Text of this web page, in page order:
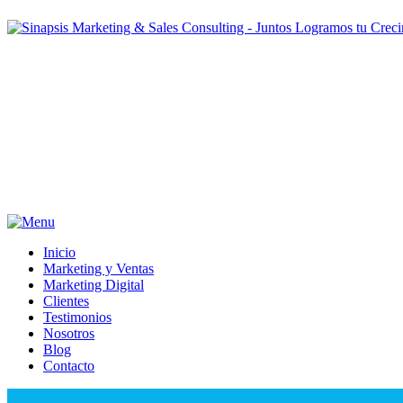
Inicio
Marketing y Ventas
Marketing Digital
Clientes
Testimonios
Nosotros
Blog
Contacto